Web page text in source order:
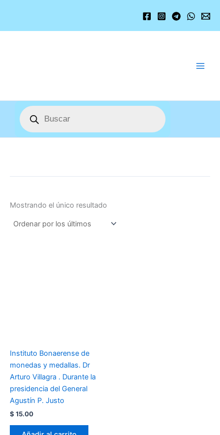
contenido
Búsqueda
de
productos
Mostrando el único resultado
Instituto Bonaerense de
monedas y medallas. Dr
Arturo Villagra . Durante la
presidencia del General
Agustín P. Justo
$ 15.00